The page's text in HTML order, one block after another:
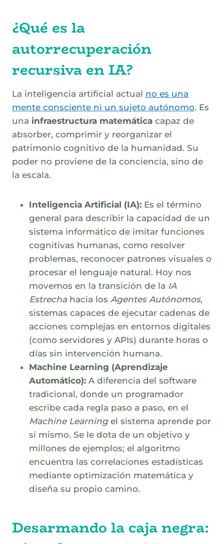
¿Qué es la
autorrecuperación
recursiva en IA?
La inteligencia artificial actual no es una
mente consciente ni un sujeto autónomo. Es
una infraestructura matemática capaz de
absorber, comprimir y reorganizar el
patrimonio cognitivo de la humanidad. Su
poder no proviene de la conciencia, sino de
la escala.
Inteligencia Artificial (IA): Es el término
general para describir la capacidad de un
sistema informático de imitar funciones
cognitivas humanas, como resolver
problemas, reconocer patrones visuales o
procesar el lenguaje natural. Hoy nos
movemos en la transición de la IA
Estrechahacia los Agentes Autónomos,
sistemas capaces de ejecutar cadenas de
acciones complejas en entornos digitales
(como servidores y APIs) durante horas o
días sin intervención humana.
Machine Learning (Aprendizaje
Automático): A diferencia del software
tradicional, donde un programador
escribe cada regla paso a paso, en el
Machine Learningel sistema aprende por
sí mismo. Se le dota de un objetivo y
millones de ejemplos; el algoritmo
encuentra las correlaciones estadísticas
mediante optimización matemática y
diseña su propio camino.
Desarmando la caja negra: